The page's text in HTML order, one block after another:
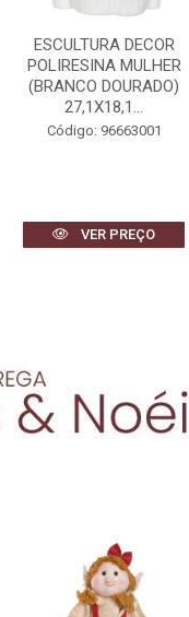
ESCULTURA DECOR
POLIRESINA MULHER
(BRANCO DOURADO)
27,1X18,1...
Código: 96663001
VER PREÇO